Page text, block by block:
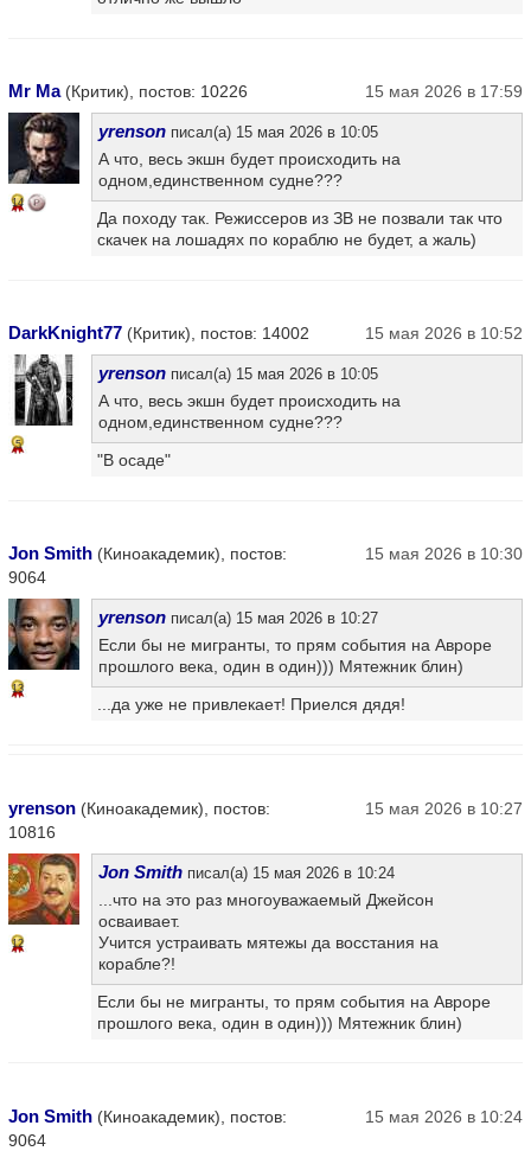
Mr Ma(Критик), постов: 10226 15 мая 2026 в 17:59
14
yrenson писал(а) 15 мая 2026 в 10:05
А что, весь экшн будет происходить на
одном,единственном судне???
Да походу так. Режиссеров из ЗВ не позвали так что
скачек на лошадях по кораблю не будет, а жаль)
DarkKnight77 (Критик), постов: 14002 15 мая 2026 в 10:52
5
yrenson писал(а) 15 мая 2026 в 10:05
А что, весь экшн будет происходить на
одном,единственном судне???
"В осаде"
Jon Smith (Киноакадемик), постов:
9064
15 мая 2026 в 10:30
13
yrenson писал(а) 15 мая 2026 в 10:27
Если бы не мигранты, то прям события на Авроре
прошлого века, один в один))) Мятежник блин)
...да уже не привлекает! Приелся дядя!
yrenson (Киноакадемик), постов:
10816
15 мая 2026 в 10:27
12
Jon Smith писал(а) 15 мая 2026 в 10:24
...что на это раз многоуважаемый Джейсон
осваивает.
Учится устраивать мятежы да восстания на
корабле?!
Если бы не мигранты, то прям события на Авроре
прошлого века, один в один))) Мятежник блин)
Jon Smith (Киноакадемик), постов:
9064
15 мая 2026 в 10:24